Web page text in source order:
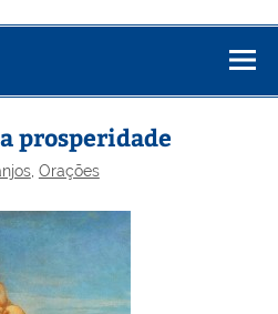
prosperidade
, Orações